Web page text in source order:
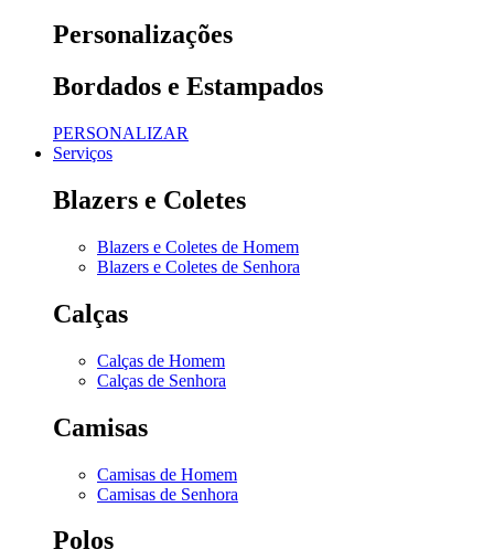
Personalizações
Bordados e Estampados
PERSONALIZAR
Serviços
Blazers e Coletes
Blazers e Coletes de Homem
Blazers e Coletes de Senhora
Calças
Calças de Homem
Calças de Senhora
Camisas
Camisas de Homem
Camisas de Senhora
Polos